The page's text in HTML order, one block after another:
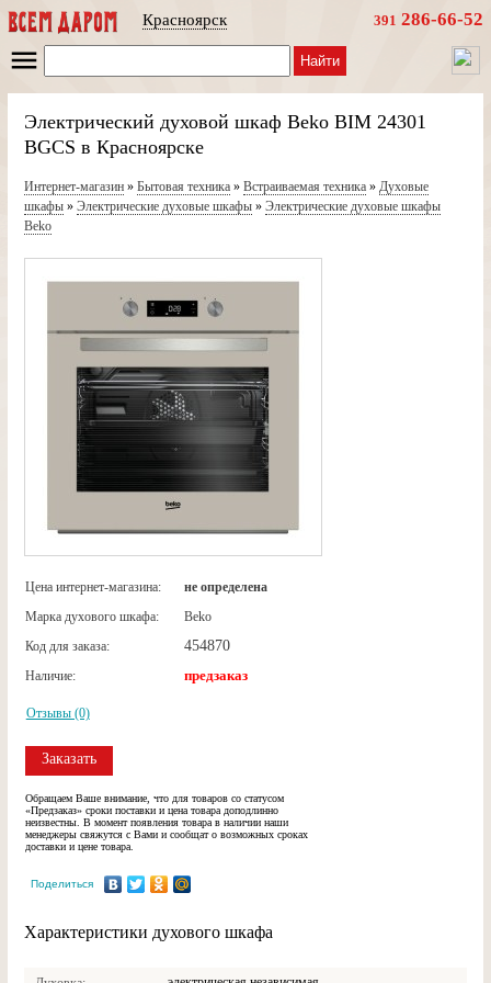
Красноярск 391 286-66-52
Найти
Электрический духовой шкаф Beko BIM 24301
BGCS в Красноярске
Интернет-магазин» Бытовая техника» Встраиваемая техника» Духовые
шкафы» Электрические духовые шкафы» Электрические духовые шкафы
Beko
Цена интернет-магазина:
не определена
Марка духового шкафа:
Beko
Код для заказа:
454870
Наличие: предзаказ
Отзывы (0)
Заказать
Обращаем Ваше внимание, что для товаров со статусом
«Предзаказ» сроки поставки и цена товара доподлинно
неизвестны. В момент появления товара в наличии наши
менеджеры свяжутся с Вами и сообщат о возможных сроках
доставки и цене товара.
Поделиться
Характеристики духового шкафа